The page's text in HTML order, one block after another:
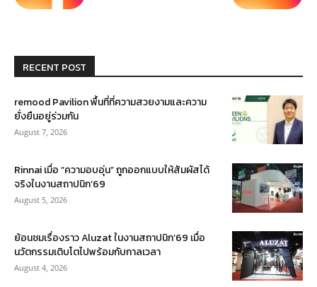
RECENT POST
remood Pavilion พื้นที่ที่ความสวยงามและความ
ยั่งยืนอยู่ร่วมกัน
August 7, 2026
Rinnai เมื่อ “ความอบอุ่น” ถูกออกแบบให้สัมผัสได้
จริงในงานสถาปนิก’69
August 5, 2026
ย้อนชมเรื่องราว Aluzat ในงานสถาปนิก’69 เมื่อ
นวัตกรรมเติบโตไปพร้อมกับกาลเวลา
August 4, 2026